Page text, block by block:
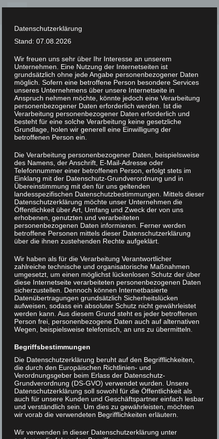
Skip
content
XLAB STIFTUNG
UNCATEGORIZED / 20. MÄRZ 2023
DSC07868
DSC07868
Beitrags-
Navigation
< DSC07865 DSC07870 >
Datenschutzerklärung
Stand: 07.08.2026
Wir freuen uns sehr über Ihr Interesse an unserem
Unternehmen. Eine Nutzung der Internetseiten ist
grundsätzlich ohne jede Angabe personenbezogener Daten
möglich. Sofern eine betroffene Person besondere Services
unseres Unternehmens über unsere Internetseite in
Anspruch nehmen möchte, könnte jedoch eine Verarbeitung
personenbezogener Daten erforderlich werden. Ist die
Verarbeitung personenbezogener Daten erforderlich und
besteht für eine solche Verarbeitung keine gesetzliche
Grundlage, holen wir generell eine Einwilligung der
betroffenen Person ein.
Die Verarbeitung personenbezogener Daten, beispielsweise
des Namens, der Anschrift, E-Mail-Adresse oder
Telefonnummer einer betroffenen Person, erfolgt stets im
Einklang mit der Datenschutz-Grundverordnung und in
Übereinstimmung mit den für uns geltenden
landesspezifischen Datenschutzbestimmungen. Mittels dieser
Datenschutzerklärung möchte unser Unternehmen die
Öffentlichkeit über Art, Umfang und Zweck der von uns
erhobenen, genutzten und verarbeiteten
personenbezogenen Daten informieren. Ferner werden
betroffene Personen mittels dieser Datenschutzerklärung
über die ihnen zustehenden Rechte aufgeklärt.
Wir haben als für die Verarbeitung Verantwortlicher
zahlreiche technische und organisatorische Maßnahmen
umgesetzt, um einen möglichst lückenlosen Schutz der über
diese Internetseite verarbeiteten personenbezogenen Daten
sicherzustellen. Dennoch können Internetbasierte
Datenübertragungen grundsätzlich Sicherheitslücken
aufweisen, sodass ein absoluter Schutz nicht gewährleistet
werden kann. Aus diesem Grund steht es jeder betroffenen
Person frei, personenbezogene Daten auch auf alternativen
Wegen, beispielsweise telefonisch, an uns zu übermitteln.
Begriffsbestimmungen
Die Datenschutzerklärung beruht auf den Begrifflichkeiten,
die durch den Europäischen Richtlinien- und
Verordnungsgeber beim Erlass der Datenschutz-
Grundverordnung (DS-GVO) verwendet wurden. Unsere
Datenschutzerklärung soll sowohl für die Öffentlichkeit als
auch für unsere Kunden und Geschäftspartner einfach lesbar
und verständlich sein. Um dies zu gewährleisten, möchten
wir vorab die verwendeten Begrifflichkeiten erläutern.
Wir verwenden in dieser Datenschutzerklärung unter